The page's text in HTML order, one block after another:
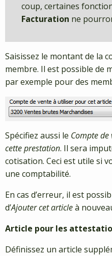
coup, certaines
Facturation ne
Saisissez le montant de la
membre. Il est possible de
par exemple pour des
Spécifiez aussi le Compte
cette prestation. Il sera
cotisation. Ceci est utile si
une comptabilité.
En cas d’erreur, il est
d’Ajouter cet articleà
Article pour les
Définissez un article